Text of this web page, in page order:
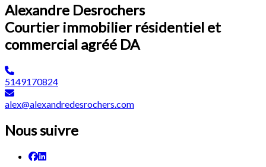
Alexandre Desrochers
Courtier immobilier résidentiel et
commercial agréé DA
5149170824
alex@alexandredesrochers.com
Nous suivre